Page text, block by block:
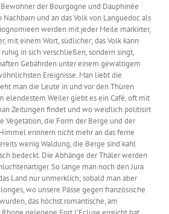
der Bourgogne und Dauphinée
und an das Volk von Languedoc als
werden mit jeder Meile markirter,
mit einem Wort, südlicher; das Volk kann
in sich verschließen, sondern singt,
Gebährden unter einem gewaltigem
Ereignisse. Man liebt die
man die Leute in und vor den Thüren
elendestem Weiler giebt es ein Café, oft mit
Zeitungen findet und wo weidlich politisirt
Vegetation, die Form der Berge und der
erinnern nicht mehr an das ferne
wenig Waldung, die Berge sind kahl
bedeckt. Die Abhänge der Thäler werden
So lange man noch den Jura
Land nur unmerklich; sobald man aber
wo unsere Pässe gegen französische
das höchst romantische, am